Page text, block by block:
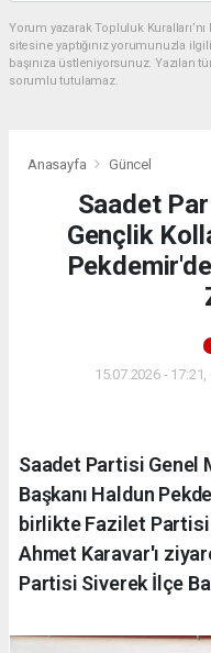
Yorum yazarak Topluluk
sitesine yaptığınız yorumunuzla
başınıza üstleniyorsunuz.
sorumlu tutulamaz.
Anasayfa Güncel
Saadet
Gençlik
15.07.2026 -
Saadet Partisi Genel
Başkanı Haldun
birlikte Fazilet
Ahmet Karavar'ı
Partisi Siverek İlçe